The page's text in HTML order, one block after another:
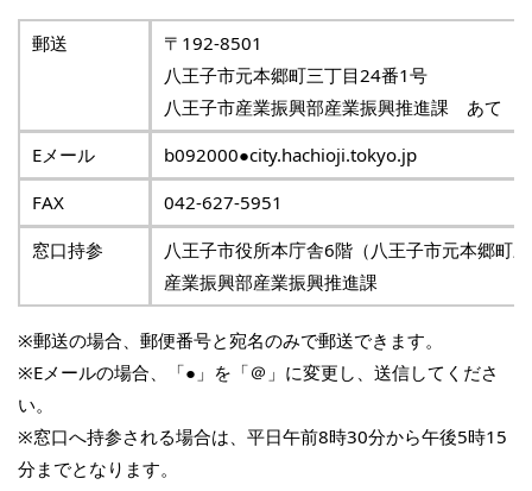
郵送
〒192-8501
八王子市元本郷町三丁目24番1号
八王子市産業振興部産業振興推進課 あて
Eメール
b092000●city.hachioji.tokyo.jp
FAX
042-627-5951
窓口持参
八王子市役所本庁舎6階（八王子市元本郷町
産業振興部産業振興推進課
※郵送の場合、郵便番号と宛名のみで郵送できます。
※Eメールの場合、「●」を「＠」に変更し、送信してくださ
い。
※窓口へ持参される場合は、平日午前8時30分から午後5時15
分までとなります。